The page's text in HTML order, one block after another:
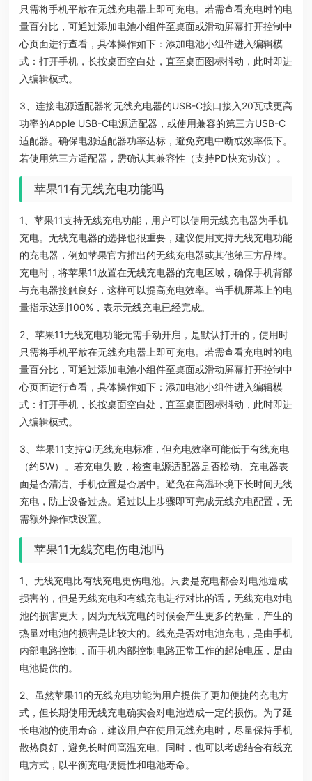
只需将手机平放在无线充电器上即可充电。若需查看充电时的电
量百分比，可通过添加电池小组件至桌面或滑动屏幕打开控制中
心页面进行查看，具体操作如下：添加电池小组件进入编辑模
式：打开手机，长按桌面空白处，直至桌面图标抖动，此时即进
入编辑模式。
3、连接电源适配器将无线充电器的USB-C接口接入20瓦或更高
功率的Apple USB-C电源适配器，或使用兼容的第三方USB-C
适配器。确保电源适配器功率达标，避免充电中断或效率低下。
若使用第三方适配器，需确认其兼容性（支持PD快充协议）。
苹果11有无线充电功能吗
1、苹果11支持无线充电功能，用户可以使用无线充电器为手机
充电。无线充电器的选择也很重要，建议使用支持无线充电功能
的充电器，例如苹果官方推出的无线充电器或其他第三方品牌。
充电时，将苹果11放置在无线充电器的充电区域，确保手机背部
与充电器接触良好，这样可以提高充电效率。当手机屏幕上的电
量指示达到100%，表示无线充电已经完成。
2、苹果11无线充电功能无需手动开启，是默认打开的，使用时
只需将手机平放在无线充电器上即可充电。若需查看充电时的电
量百分比，可通过添加电池小组件至桌面或滑动屏幕打开控制中
心页面进行查看，具体操作如下：添加电池小组件进入编辑模
式：打开手机，长按桌面空白处，直至桌面图标抖动，此时即进
入编辑模式。
3、苹果11支持Qi无线充电标准，但充电效率可能低于有线充电
（约5W）。若充电失败，检查电源适配器是否松动、充电器表
面是否清洁、手机位置是否居中。避免在高温环境下长时间无线
充电，防止设备过热。通过以上步骤即可完成无线充电配置，无
需额外操作或设置。
苹果11无线充电伤电池吗
1、无线充电比有线充电更伤电池。只要是充电都会对电池造成
损害的，但是无线充电和有线充电进行对比的话，无线充电对电
池的损害更大，因为无线充电的时候会产生更多的热量，产生的
热量对电池的损害是比较大的。线充是否对电池充电，是由手机
内部电路控制，而手机内部控制电路正常工作的起始电压，是由
电池提供的。
2、虽然苹果11的无线充电功能为用户提供了更加便捷的充电方
式，但长期使用无线充电确实会对电池造成一定的损伤。为了延
长电池的使用寿命，建议用户在使用无线充电时，尽量保持手机
散热良好，避免长时间高温充电。同时，也可以考虑结合有线充
电方式，以平衡充电便捷性和电池寿命。